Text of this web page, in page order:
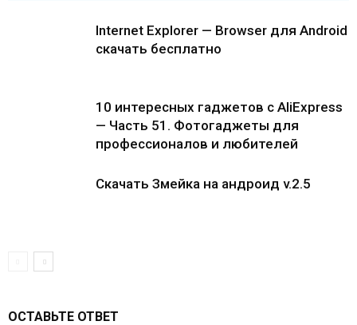
Internet Explorer — Browser для Android
скачать бесплатно
10 интересных гаджетов с AliExpress
— Часть 51. Фотогаджеты для
профессионалов и любителей
Скачать Змейка на андроид v.2.5
ОСТАВЬТЕ ОТВЕТ